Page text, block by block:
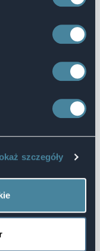
szczegóły
z powodu
przez Organizatora
od Uczestnika,
o tym samym
wszystkich
Umowy (§4
odszkodowania
Imprezy